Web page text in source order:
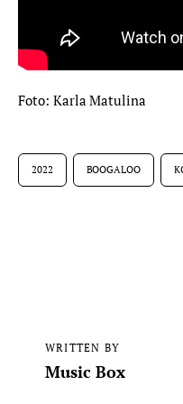
Foto: Karla Matulina
2022 BOOGALOO
WRITTEN BY
Music Box